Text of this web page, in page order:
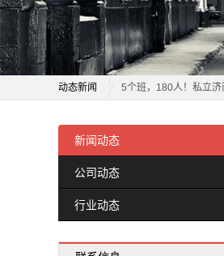
动态新闻
济南5所民办学校发布
5个班，180人！私立
松江这所学校首届毕
实施综合评价招生的
5个班，180人！私立
松江这所学校首届毕
新闻动态
公司动态
行业动态
嫂
新
闻